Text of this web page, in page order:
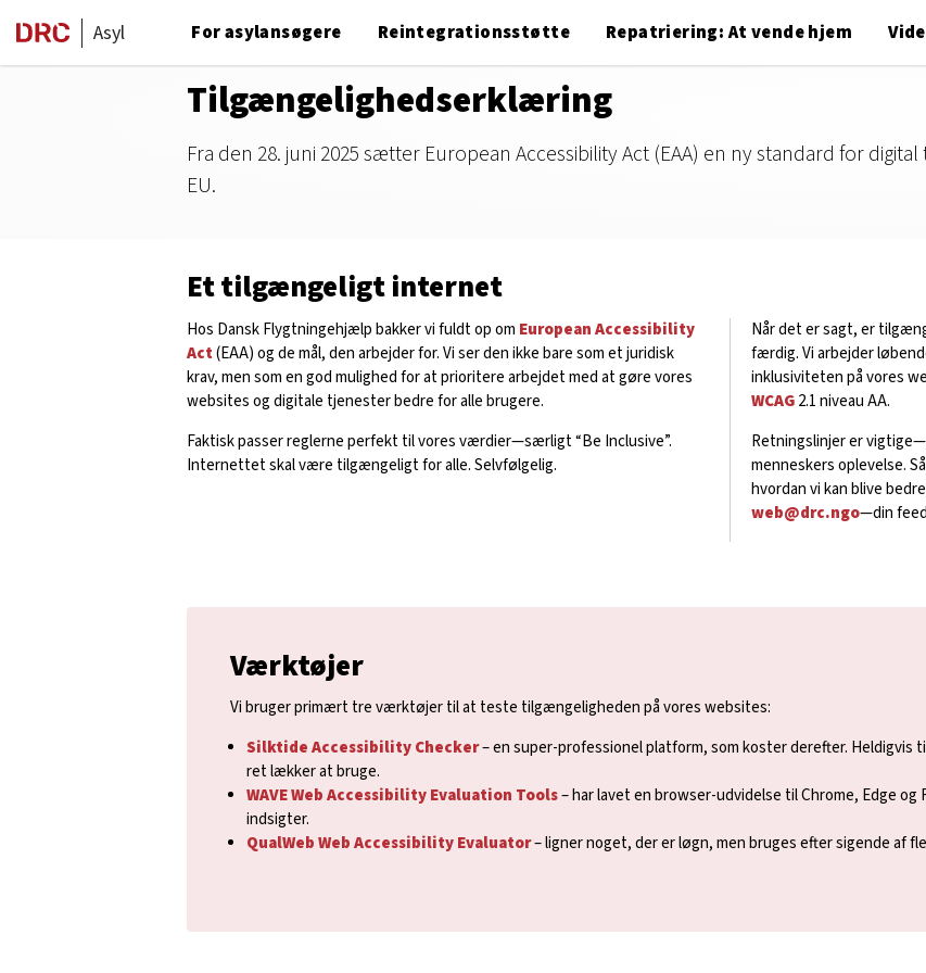
Asyl For asylansøgere Reintegrationsstøtte Repatriering: At vende hjem
Tilgængelighedserklæring
Fra den 28. juni 2025 sætter European Accessibility Act (EAA) en ny standard for
EU.
Et tilgængeligt internet
Hos Dansk Flygtningehjælp bakker vi fuldt op om European Accessibility
Act(EAA) og de mål, den arbejder for. Vi ser den ikke bare som et juridisk
krav, men som en god mulighed for at prioritere arbejdet med at gøre vores
websites og digitale tjenester bedre for alle brugere.
Faktisk passer reglerne perfekt til vores værdier—særligt “Be Inclusive”.
Internettet skal være tilgængeligt for alle. Selvfølgelig.
Når det er sagt, er
færdig. Vi arbejder
inklusiviteten på vores
WCAG2.1 niveau AA.
Retningslinjer er
menneskers oplevelse.
hvordan vi kan blive
web@drc.ngo—din
Værktøjer
Vi bruger primært tre værktøjer til at teste tilgængeligheden på vores websites:
Silktide Accessibility Checker– en super-professionel platform, som koster derefter. Heldigvis
ret lækker at bruge.
WAVE Web Accessibility Evaluation Tools– har lavet en browser-udvidelse til Chrome, Edge
indsigter.
QualWeb Web Accessibility Evaluator– ligner noget, der er løgn, men bruges efter sigende af